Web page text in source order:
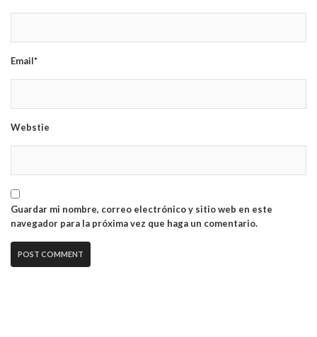
Email*
Webstie
Guardar mi nombre, correo electrónico y sitio web en este
navegador para la próxima vez que haga un comentario.